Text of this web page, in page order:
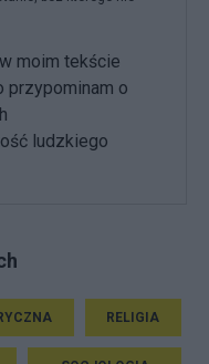
moim tekście
przypominam o
ludzkiego
RELIGIA